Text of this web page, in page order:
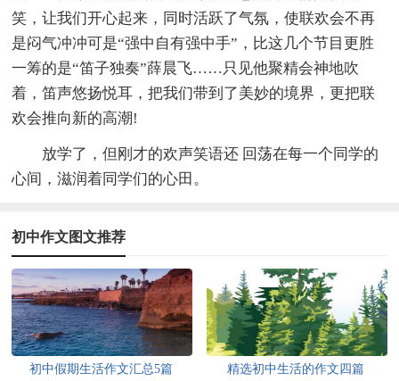
笑，让我们开心起来，同时活跃了气氛，使联欢会不再
是闷气冲冲可是“强中自有强中手”，比这几个节目更胜
一筹的是“笛子独奏”薛晨飞……只见他聚精会神地吹
着，笛声悠扬悦耳，把我们带到了美妙的境界，更把联
欢会推向新的高潮!
放学了，但刚才的欢声笑语还 回荡在每一个同学的
心间，滋润着同学们的心田。
初中作文图文推荐
初中假期生活作文汇总5篇 精选初中生活的作文四篇